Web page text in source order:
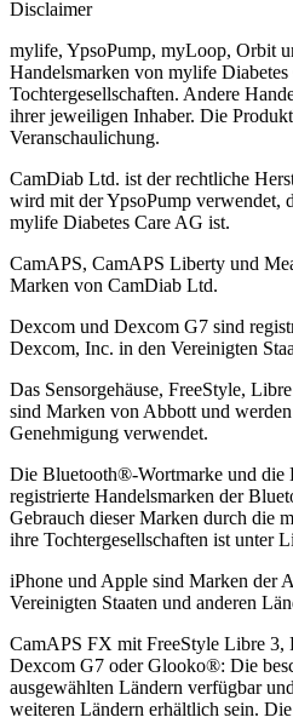
Disclaimer
mylife, YpsoPump, myLoop, Orbit
Handelsmarken von mylife
Tochtergesellschaften. Andere
ihrer jeweiligen Inhaber. Die
Veranschaulichung.
CamDiab Ltd. ist der rechtliche
wird mit der YpsoPump verwendet,
mylife Diabetes Care AG ist.
CamAPS, CamAPS Liberty und
Marken von CamDiab Ltd.
Dexcom und Dexcom G7 sind
Dexcom, Inc. in den Vereinigten
Das Sensorgehäuse, FreeStyle,
sind Marken von Abbott und
Genehmigung verwendet.
Die Bluetooth®-Wortmarke und die
registrierte Handelsmarken der
Gebrauch dieser Marken durch die
ihre Tochtergesellschaften ist unter
iPhone und Apple sind Marken der
Vereinigten Staaten und anderen
CamAPS FX mit FreeStyle Libre 3,
Dexcom G7 oder Glooko®: Die
ausgewählten Ländern verfügbar
weiteren Ländern erhältlich sein.